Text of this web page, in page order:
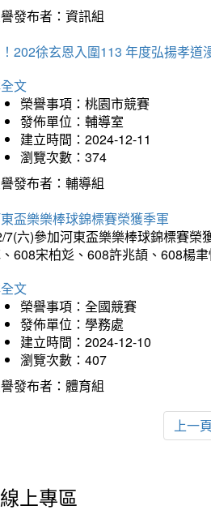
發布者：資訊組
202徐玄恩入圍113 年度弘揚孝道
文
榮譽事項：桃園市競賽
發佈單位：輔導室
建立時間：2024-12-11
瀏覽次數：374
發布者：輔導組
盃樂樂棒球錦標賽榮獲季軍
7(六)參加河東盃樂樂棒球錦標賽
608宋柏彣、608許兆頡、608楊
文
榮譽事項：全國競賽
發佈單位：學務處
建立時間：2024-12-10
瀏覽次數：407
發布者：體育組
上一頁
線上專區